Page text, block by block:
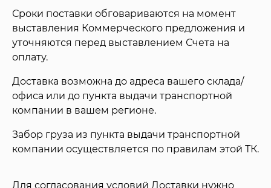
Сроки поставки обговариваются на момент
выставления Коммерческого предложения и
уточняются перед выставлением Счета на
оплату.
Доставка возможна до адреса вашего склада/
офиса или до пункта выдачи транспортной
компании в вашем регионе.
Забор груза из пункта выдачи транспортной
компании осуществляется по правилам этой ТК.
Для согласования условий Доставки нужно